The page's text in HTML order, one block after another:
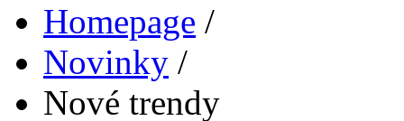
Homepage /
Novinky /
Nové trendy